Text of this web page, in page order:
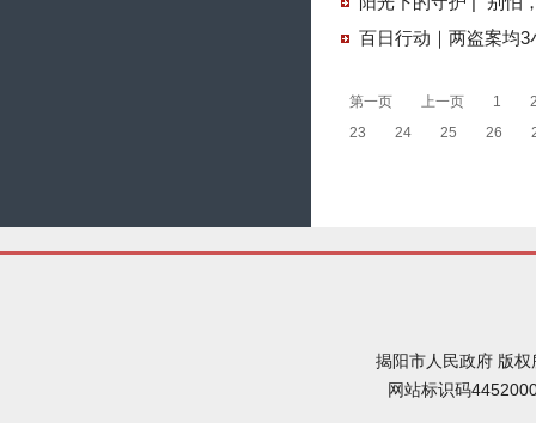
百日行动｜两盗案均3
第一页 上一页 1
23
24 25 26
揭阳市人民政府 版
网站标识码